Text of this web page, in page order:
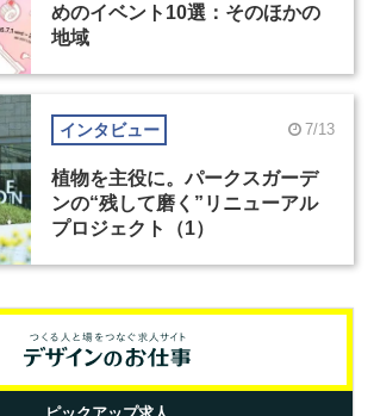
めのイベント10選：そのほかの
地域
インタビュー 7/13
植物を主役に。パークスガーデ
ンの“残して磨く”リニューアル
プロジェクト（1）